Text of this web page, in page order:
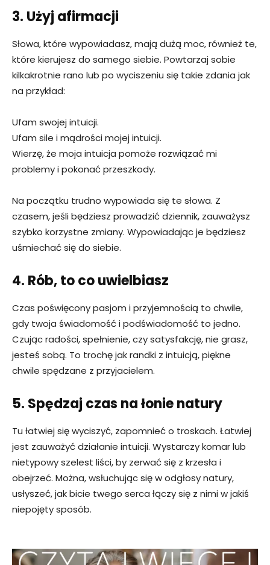
3. Użyj afirmacji
Słowa, które wypowiadasz, mają dużą moc, również te,
które kierujesz do samego siebie. Powtarzaj sobie
kilkakrotnie rano lub po wyciszeniu się takie zdania jak
na przykład:
Ufam swojej intuicji.
Ufam sile i mądrości mojej intuicji.
Wierzę, że moja intuicja pomoże rozwiązać mi
problemy i pokonać przeszkody.
Na początku trudno wypowiada się te słowa. Z
czasem, jeśli będziesz prowadzić dziennik, zauważysz
szybko korzystne zmiany. Wypowiadając je będziesz
uśmiechać się do siebie.
4. Rób, to co uwielbiasz
Czas poświęcony pasjom i przyjemnością to chwile,
gdy twoja świadomość i podświadomość to jedno.
Czując radości, spełnienie, czy satysfakcję, nie grasz,
jesteś sobą. To trochę jak randki z intuicją, piękne
chwile spędzane z przyjacielem.
5. Spędzaj czas na łonie natury
Tu łatwiej się wyciszyć, zapomnieć o troskach. Łatwiej
jest zauważyć działanie intuicji. Wystarczy komar lub
nietypowy szelest liści, by zerwać się z krzesła i
obejrzeć. Można, wsłuchując się w odgłosy natury,
usłyszeć, jak bicie twego serca łączy się z nimi w jakiś
niepojęty sposób.